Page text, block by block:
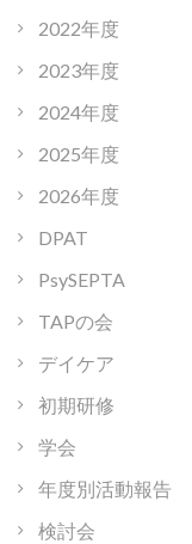
2022年度
2023年度
2024年度
2025年度
2026年度
DPAT
PsySEPTA
TAPの会
デイケア
初期研修
学会
年度別活動報告
検討会